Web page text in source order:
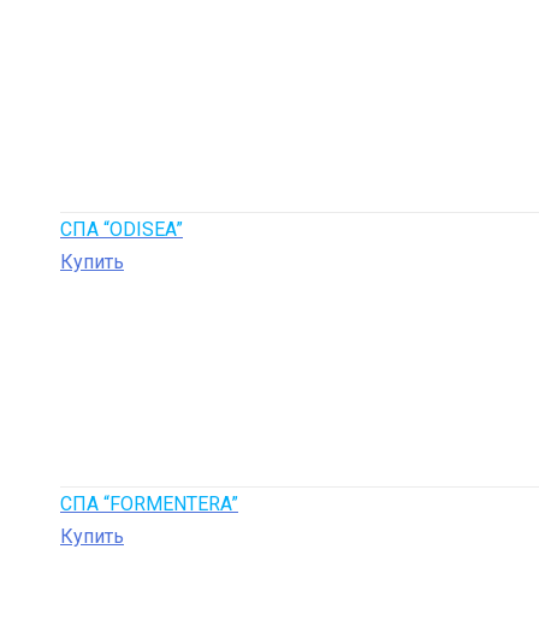
СПА “ODISEA”
Купить
СПА “FORMENTERA”
Купить